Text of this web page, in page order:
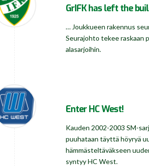
GrIFK has left the
… Joukkueen rakennus
Seurajohto tekee raskaan
alasarjoihin.
Enter HC West!
Kauden 2002-2003 SM-
puuhataan täyttä höyryä
hämmästeltäväkseen
syntyy HC West.